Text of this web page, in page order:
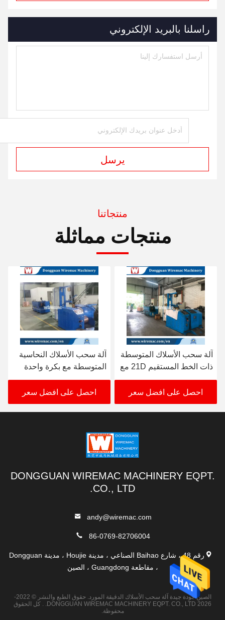
راسلنا بالبريد الإلكتروني
يرسل
منتجاتنا
منتجات مماثلة
آلة سحب الأسلاك المتوسطة
ذات الخط المستقيم 21D مع
بكرة واحدة
احصل على افضل سعر
آلة سحب الأسلاك النحاسية
المتوسطة مع بكرة واحدة
630 مم
احصل على افضل سعر
DONGGUAN WIREMAC MACHINERY EQPT.
CO., LTD.
andy@wiremac.com
86-0769-82706004
رقم 48 ، شارع Baihao الصناعي ، مدينة Houjie ، مدينة Dongguan
، مقاطعة Guangdong ، الصين
الصين جودة جيدة آلة سحب الأسلاك الدقيقة المورد. حقوق الطبع والنشر © 2022-
2026 DONGGUAN WIREMAC MACHINERY EQPT. CO., LTD. . كل الحقوق
محفوظة.